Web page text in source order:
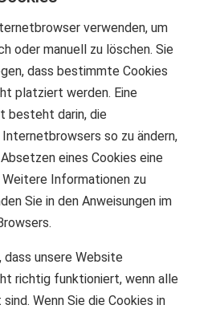
verwenden, um
oder manuell zu löschen. Sie
dass bestimmte Cookies
platziert werden. Eine
besteht darin, die
so zu ändern,
eines Cookies eine
Informationen zu
Sie in den Anweisungen im
unsere Website
richtig funktioniert, wenn alle
Wenn Sie die Cookies in